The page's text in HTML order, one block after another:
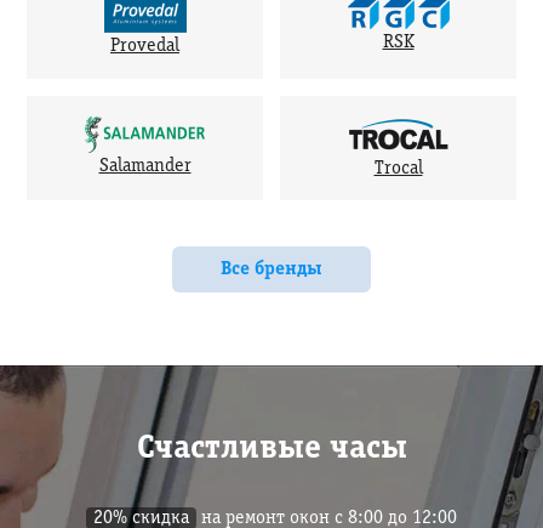
Provedal RSK
Salamander Trocal
Все бренды
Счастливые часы
20% скидка
на ремонт окон с 8:00 до 12:00